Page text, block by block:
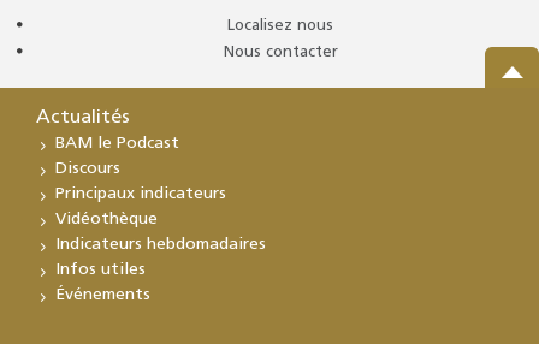
Localisez nous
Nous contacter
Actualités
BAM le Podcast
Discours
Principaux indicateurs
Vidéothèque
Indicateurs hebdomadaires
Infos utiles
Événements